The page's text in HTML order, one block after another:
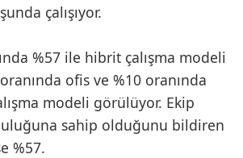
çalışıyor.
%57 ile hibrit çalışma modeli
ofis ve %10 oranında
modeli görülüyor. Ekip
sahip olduğunu bildiren
%57.